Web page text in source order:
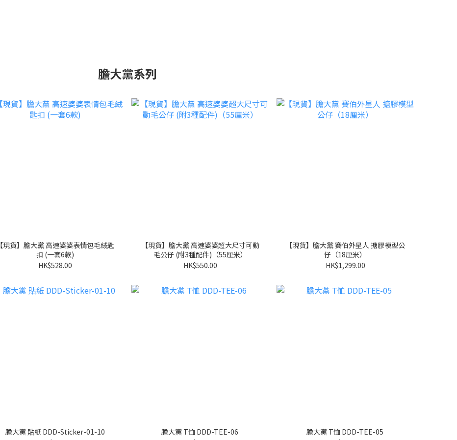
膽大黨系列
【現貨】膽大黨 高速婆婆表情包毛絨匙
扣 (一套6款)
HK$528.00
【現貨】膽大黨 高速婆婆超大尺寸可動
毛公仔 (附3種配件)（55厘米）
HK$550.00
【現貨】膽大黨 賽伯外星人 搪膠模型公
仔（18厘米）
HK$1,299.00
膽大黨 貼紙 DDD-Sticker-01-10
膽大黨 T恤 DDD-TEE-06
膽大黨 T恤 DDD-TEE-05